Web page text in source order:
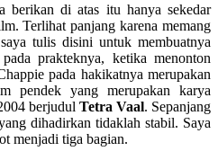
berikan di atas itu hanya sekedar
Terlihat panjang karena memang
tulis disini untuk membuatnya
prakteknya, ketika menonton
pada hakikatnya merupakan
pendek yang merupakan karya
berjudul Tetra Vaal. Sepanjang
dihadirkan tidaklah stabil. Saya
menjadi tiga bagian.